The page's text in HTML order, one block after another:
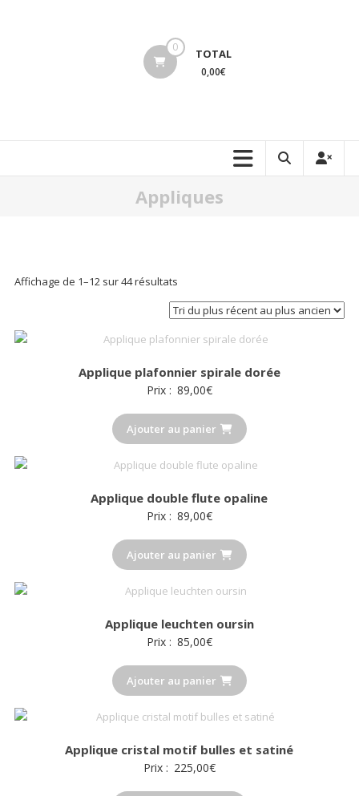
lucinevintage 0 TOTAL
0,00€
Appliques
Affichage de 1–12 sur 44 résultatsTrié
du
plus
récent
plus
ancien
Applique plafonnier spirale dorée
Prix : 89,00€
Ajouter au panier
Applique double flute opaline
Prix : 89,00€
Ajouter au panier
Applique leuchten oursin
Prix : 85,00€
Ajouter au panier
Applique cristal motif bulles et satiné
Prix : 225,00€